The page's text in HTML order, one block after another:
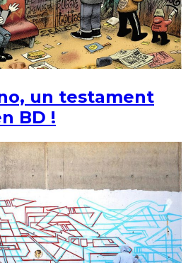
un testament
BD !